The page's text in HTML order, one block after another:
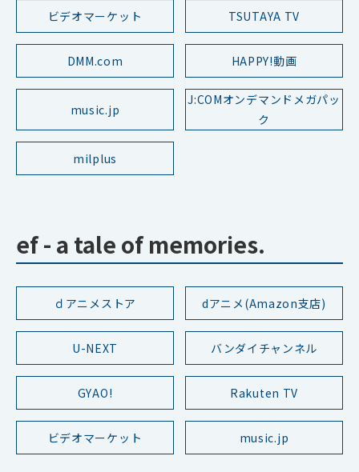
ビデオマーケット TSUTAYA TV
DMM.com HAPPY!動画
music.jp
J:COMオンデマンドメガパッ
ク
milplus
ef - a tale of memories.
ｄアニメストア dアニメ(Amazon支店)
U-NEXT バンダイチャンネル
GYAO! Rakuten TV
ビデオマーケット music.jp